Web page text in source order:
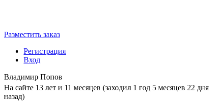
Разместить заказ
Регистрация
Вход
Владимир Попов
На сайте 13 лет и 11 месяцев (заходил 1 год 5 месяцев 22 дня
назад)